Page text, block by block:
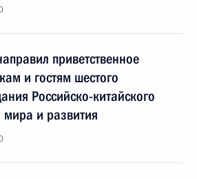
приветственное
и гостям шестого
Российско-китайского
мира и развития